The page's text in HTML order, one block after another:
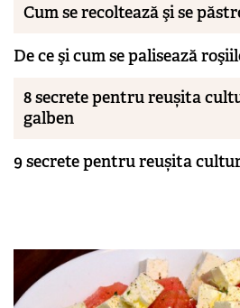
Cum se recoltează şi se
De ce şi cum se palisează
8 secrete pentru reușita
galben
9 secrete pentru reușita